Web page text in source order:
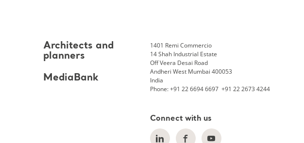
Architects and
planners
MediaBank
1401 Remi Commercio
14 Shah Industrial Estate
Off Veera Desai Road
Andheri West Mumbai 400053
India
Phone: +91 22 6694 6697 +91 22 2673 4244
Connect with us